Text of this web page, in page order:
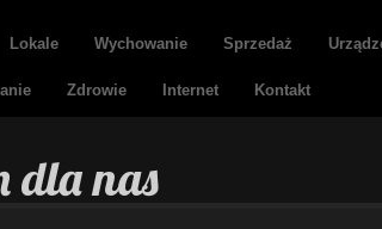
Lokale Wychowanie Sprzedaż
Zdrowie Internet Kontakt
dla nas